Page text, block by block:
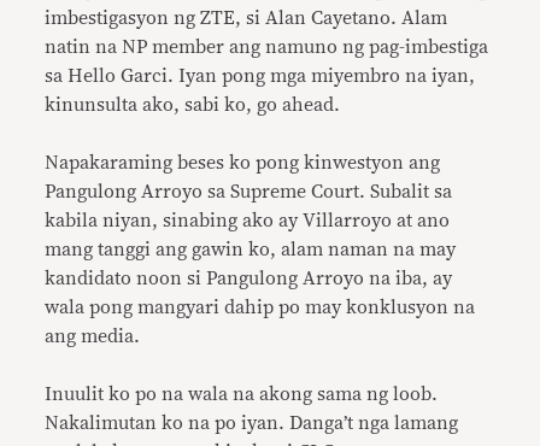
imbestigasyon ng ZTE, si Alan Cayetano. Alam
natin na NP member ang namuno ng pag-imbestiga
sa Hello Garci. Iyan pong mga miyembro na iyan,
kinunsulta ako, sabi ko, go ahead.
Napakaraming beses ko pong kinwestyon ang
Pangulong Arroyo sa Supreme Court. Subalit sa
kabila niyan, sinabing ako ay Villarroyo at ano
mang tanggi ang gawin ko, alam naman na may
kandidato noon si Pangulong Arroyo na iba, ay
wala pong mangyari dahip po may konklusyon na
ang media.
Inuulit ko po na wala na akong sama ng loob.
Nakalimutan ko na po iyan. Danga’t nga lamang